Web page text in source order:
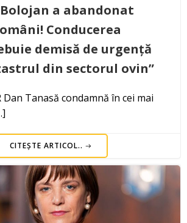
a abandonat
Conducerea
demisă de urgență
din sectorul ovin”
Tanasă condamnă în cei mai
CITEȘTE ARTICOL..